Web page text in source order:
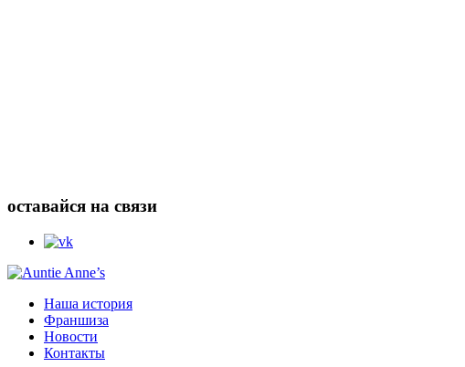
оставайся на связи
Наша история
Франшиза
Новости
Контакты